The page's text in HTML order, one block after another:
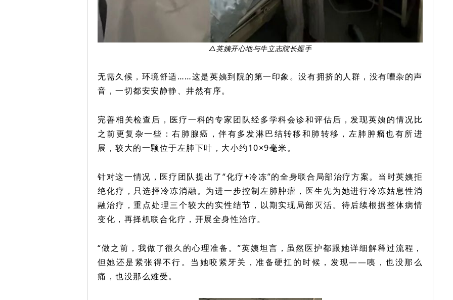
△英姨开心地与牛立志院长握手
无需久候，环境舒适……这是英姨到院的第一印象。没有拥挤的人群，没有嘈杂的声
音，一切都安安静静、井然有序。
完善相关检查后，医疗一科的专家团队经多学科会诊和评估后，发现英姨的情况比
之前更复杂一些：右肺腺癌，伴有多发淋巴结转移和肺转移，左肺肿瘤也有所进
展，较大的一颗位于左肺下叶，大小约10×9毫米。
针对这一情况，医疗团队提出了“化疗+冷冻”的全身联合局部治疗方案。当时英姨拒
绝化疗，只选择冷冻消融。为进一步控制左肺肿瘤，医生先为她进行冷冻姑息性消
融治疗，重点处理三个较大的实性结节，以期实现局部灭活。 待后续根据整体病情
变化，再择机联合化疗，开展全身性治疗。
“做之前，我做了很久的心理准备。”英姨坦言，虽然医护都跟她详细解释过流程，
但她还是紧张得不行。当她咬紧牙关，准备硬扛的时候，发现——咦，也没那么
痛，也没那么难受。